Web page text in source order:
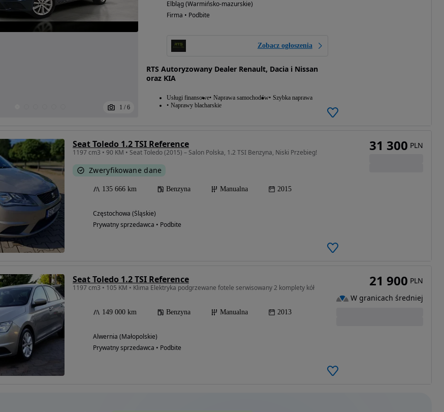
1 / 6
Elbląg (Warmińsko-mazurskie)
Firma • Podbite
Zobacz ogłoszenia
RTS Autoryzowany Dealer Renault, Dacia i Nissan
oraz KIA
Usługi finansowe Naprawa samochodów Szybka naprawa
Naprawy blacharskie
Seat Toledo 1.2 TSI Reference
1197 cm3 • 90 KM • Seat Toledo (2015) – Salon Polska, 1.2 TSI Benzyna, Niski Przebieg!
Zweryfikowane dane
135 666 km Benzyna Manualna 2015
Częstochowa (Śląskie)
Prywatny sprzedawca • Podbite
31 300 PLN
Seat Toledo 1.2 TSI Reference
1197 cm3 • 105 KM • Klima Elektryka podgrzewane fotele serwisowany 2 komplety kół
149 000 km Benzyna Manualna 2013
Alwernia (Małopolskie)
Prywatny sprzedawca • Podbite
21 900 PLN
W granicach średniej